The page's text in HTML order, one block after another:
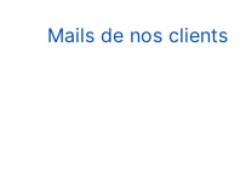
Mails de nos clients